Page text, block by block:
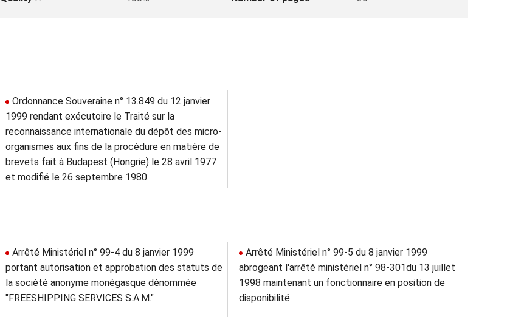
Ordonnance Souveraine n° 13.849 du 12 janvier
1999 rendant exécutoire le Traité sur la
reconnaissance internationale du dépôt des micro-
organismes aux fins de la procédure en matière de
brevets fait à Budapest (Hongrie) le 28 avril 1977
et modifié le 26 septembre 1980
Arrêté Ministériel n° 99-4 du 8 janvier 1999
portant autorisation et approbation des statuts de
la société anonyme monégasque dénommée
"FREESHIPPING SERVICES S.A.M."
Arrêté Ministériel n° 99-5 du 8 janvier 1999
abrogeant l'arrêté ministériel n° 98-301du 13 juillet
1998 maintenant un fonctionnaire en position de
disponibilité